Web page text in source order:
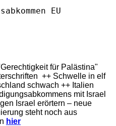
für Palästina"
++ Schwelle in elf
schwach ++ Italien
mit Israel
Israel erörtern – neue
steht noch aus
hier